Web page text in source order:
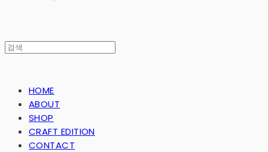
HOME
ABOUT
SHOP
CRAFT EDITION
CONTACT